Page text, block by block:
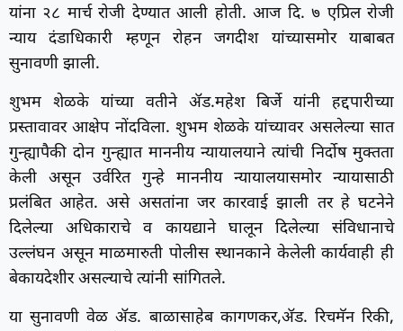
यांना २८ मार्च रोजी देण्यात आली होती. आज दि. ७ एप्रिल रोजी
न्याय दंडाधिकारी म्हणून रोहन जगदीश यांच्यासमोर याबाबत
सुनावणी झाली.
शुभम शेळके यांच्या वतीने ॲड.महेश बिर्जे यांनी हद्दपारीच्या
प्रस्तावावर आक्षेप नोंदविला. शुभम शेळके यांच्यावर असलेल्या सात
गुन्ह्यापैकी दोन गुन्ह्यात माननीय न्यायालयाने त्यांची निर्दोष मुक्तता
केली असून उर्वरित गुन्हे माननीय न्यायालयासमोर न्यायासाठी
प्रलंबित आहेत. असे असतांना जर कारवाई झाली तर हे घटनेने
दिलेल्या अधिकाराचे व कायद्याने घालून दिलेल्या संविधानाचे
उल्लंघन असून माळमारुती पोलीस स्थानकाने केलेली कार्यवाही ही
बेकायदेशीर असल्याचे त्यांनी सांगितले.
या सुनावणी वेळ ॲड. बाळासाहेब कागणकर,ॲड. रिचमॅन रिकी,